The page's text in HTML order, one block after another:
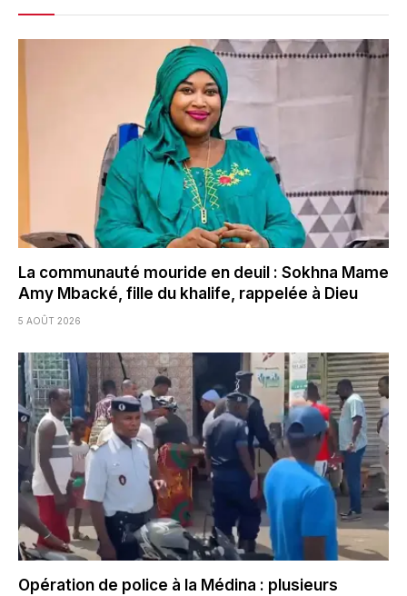
La communauté mouride en deuil : Sokhna Mame
Amy Mbacké, fille du khalife, rappelée à Dieu
5 AOÛT 2026
Opération de police à la Médina : plusieurs